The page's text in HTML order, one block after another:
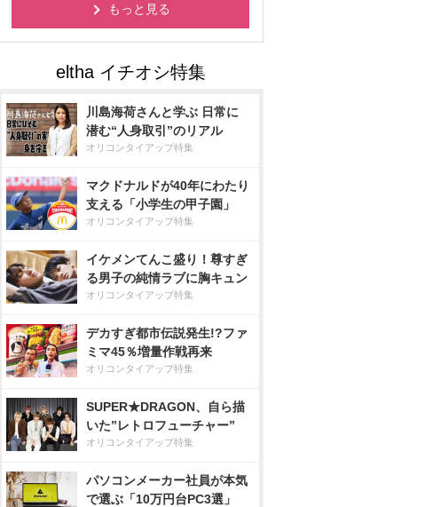
もっと見る
川島海荷さんと学ぶ 日常に
潜む“人身取引”のリアル
オリコンタイアップ特集
マクドナルドが40年にわたり
支える「小学生の甲子園」
オリコンタイアップ特集
イケメンてんこ盛り！尊すぎ
る男子の純情ラブに胸キュン
オリコンタイアップ特集
デカすぎ都市伝説発生!?ファ
ミマ45％増量作戦再来
オリコンタイアップ特集
SUPER★DRAGON、自ら描
いた”レトロフューチャー”
オリコンタイアップ特集
パソコンメーカー社員が本気
で選ぶ「10万円台PC3選」